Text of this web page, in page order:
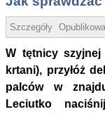
Szczegóły
W tętnicy szyjnej
krtani), przyłóż
palców w
Leciutko